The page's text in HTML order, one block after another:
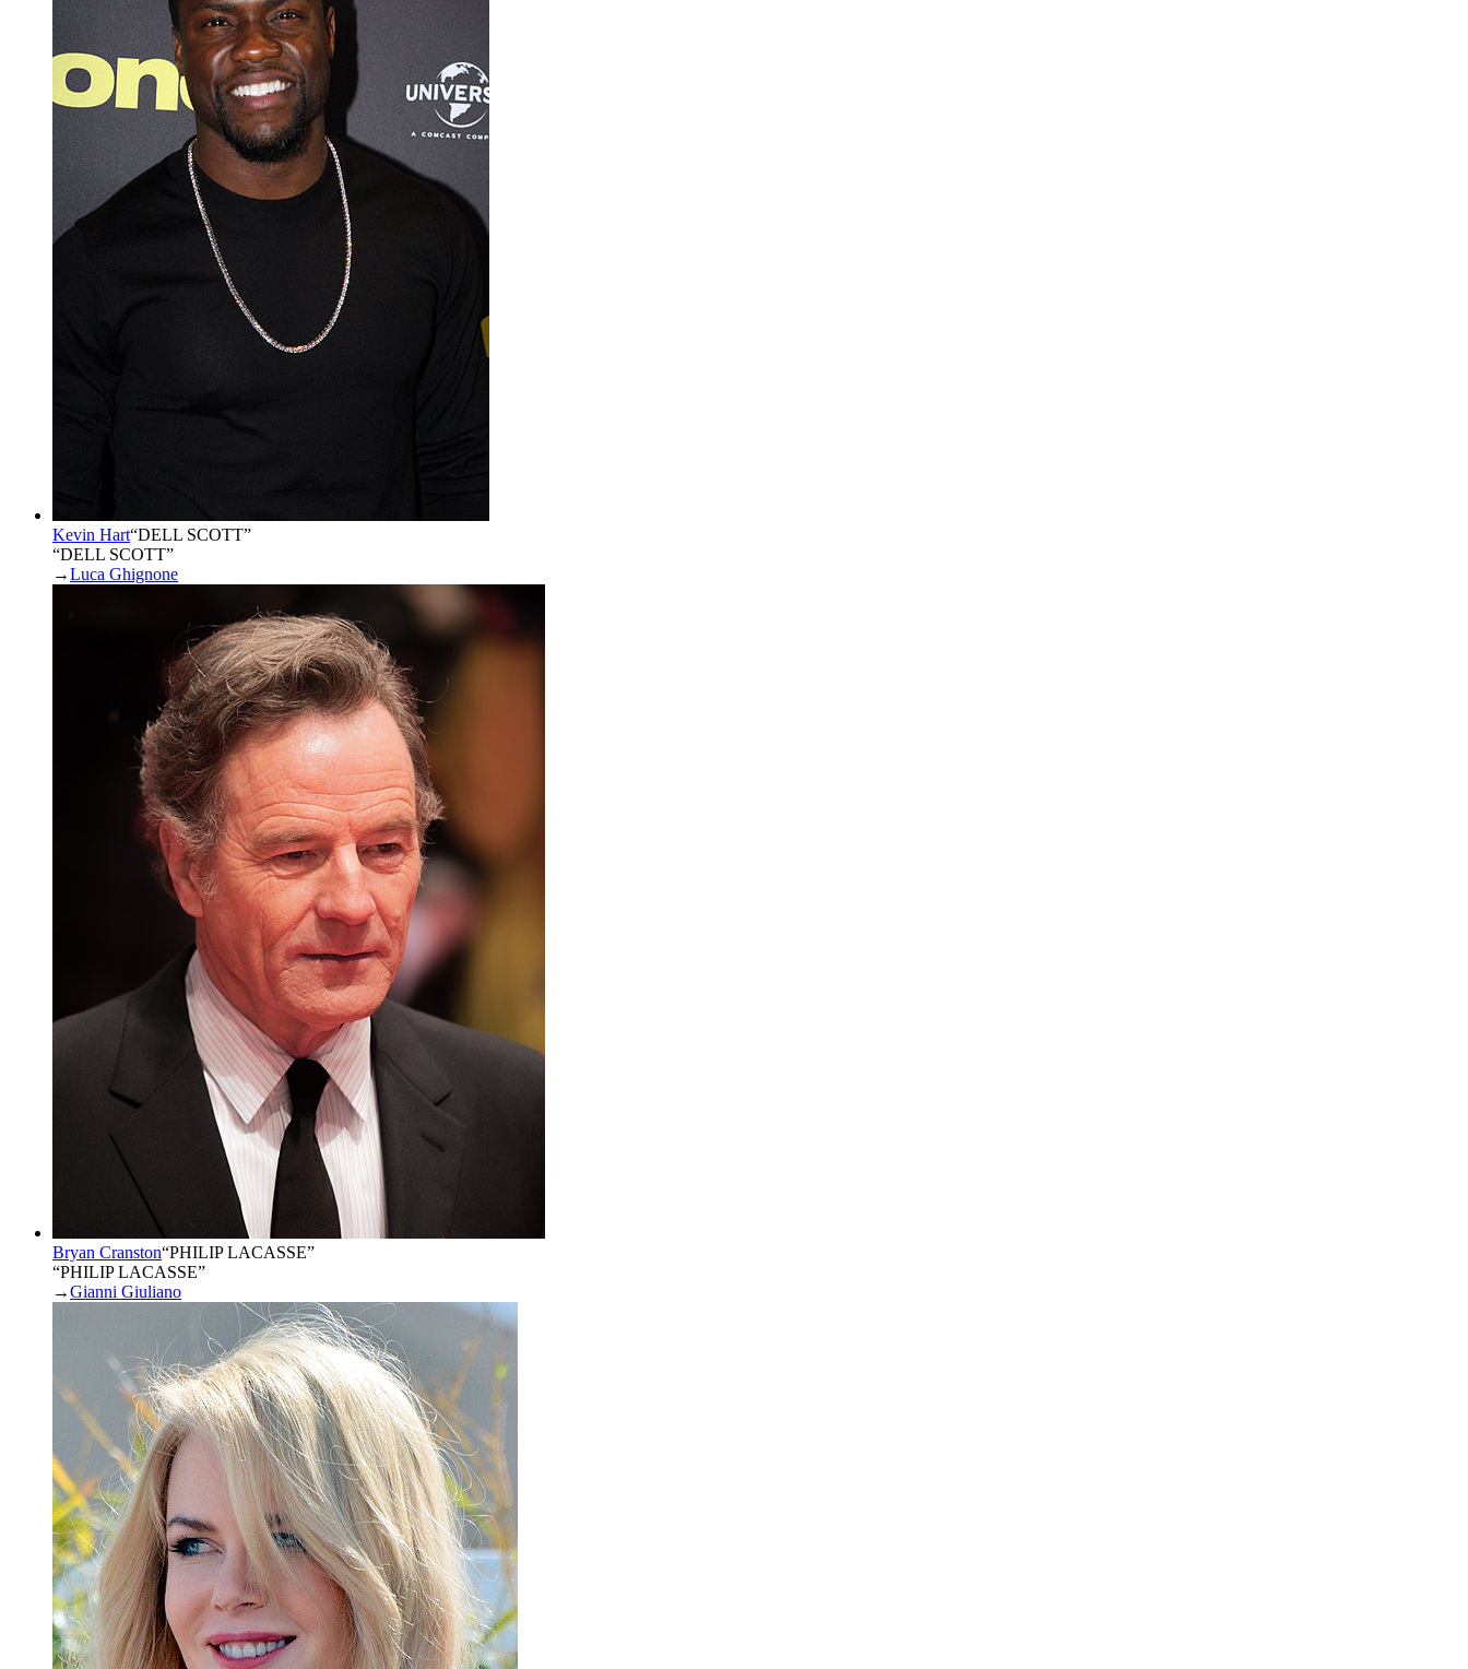
Kevin Hart“DELL SCOTT”
“DELL SCOTT”
→Luca Ghignone
Bryan Cranston“PHILIP LACASSE”
“PHILIP LACASSE”
→Gianni Giuliano